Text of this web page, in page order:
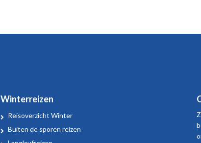
Winterreizen
Reisoverzicht Winter
Buiten de sporen reizen